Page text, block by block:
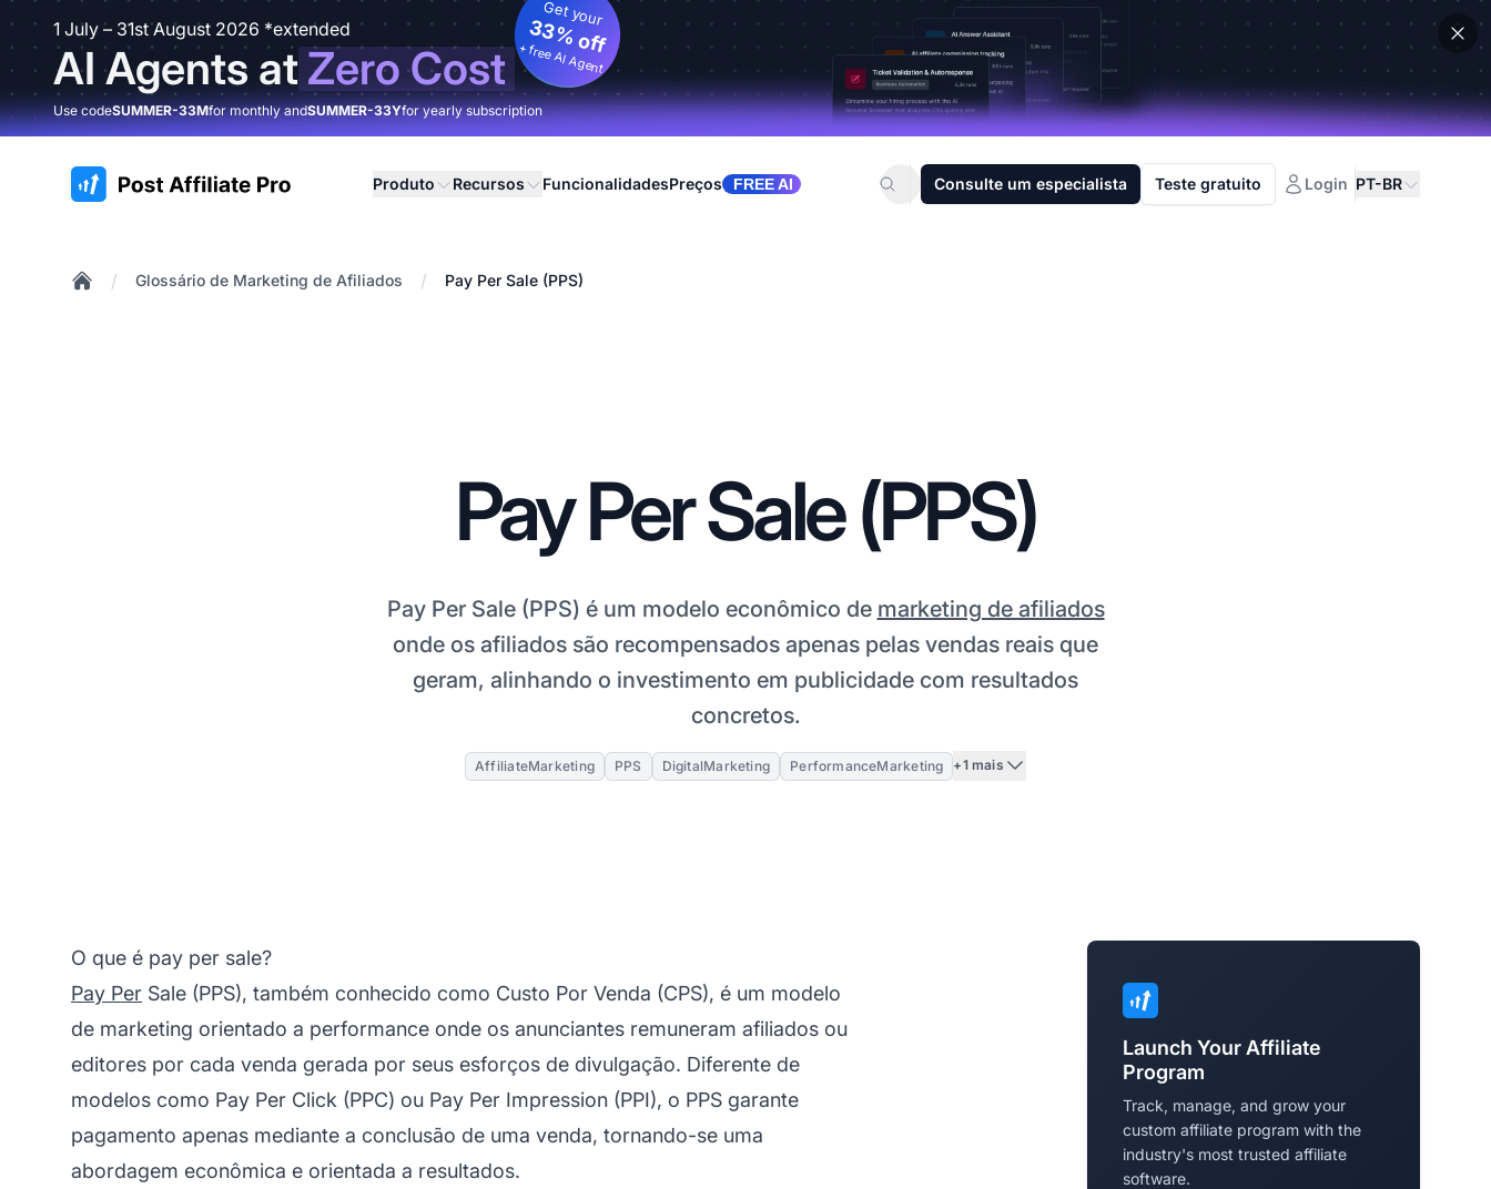
1 July – 31st August 2026 *extended
AI Agents atZero Cost
Get your
33% off
+ free AI Agent
Use codeSUMMER-33Mfor monthly andSUMMER-33Yfor yearly subscription
:site.title Produto Recursos FuncionalidadesPreços FREE AI Consulte um especialista Teste gratuito Login PT-BR
/ Glossário de Marketing de Afiliados / Pay Per Sale (PPS)
Pay Per Sale (PPS)
Pay Per Sale (PPS) é um modelo econômico de marketing de afiliados
onde os afiliados são recompensados apenas pelas vendas reais que
geram, alinhando o investimento em publicidade com resultados
concretos.
AffiliateMarketing PPS DigitalMarketing PerformanceMarketing +1 mais
O que é pay per sale?
Pay Per Sale (PPS), também conhecido como Custo Por Venda (CPS), é um modelo
de marketing orientado a performance onde os anunciantes remuneram afiliados ou
editores por cada venda gerada por seus esforços de divulgação. Diferente de
modelos como Pay Per Click (PPC) ou Pay Per Impression (PPI), o PPS garante
pagamento apenas mediante a conclusão de uma venda, tornando-se uma
abordagem econômica e orientada a resultados.
Launch Your Affiliate
Program
Track, manage, and grow your
custom affiliate program with the
industry's most trusted affiliate
software.